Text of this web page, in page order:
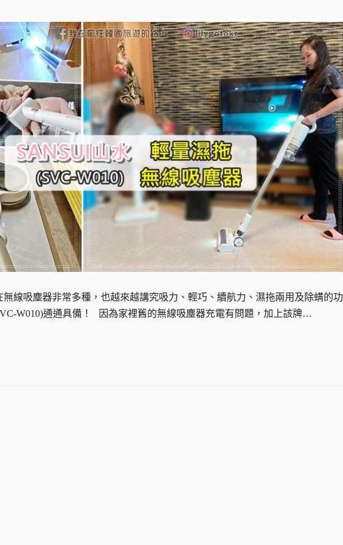
線吸塵器非常多種，也越來越講究吸力、輕巧、續航力、濕拖兩用及除螨的功
W010)通通具備！ 因為家裡舊的無線吸塵器充電有問題，加上該牌…